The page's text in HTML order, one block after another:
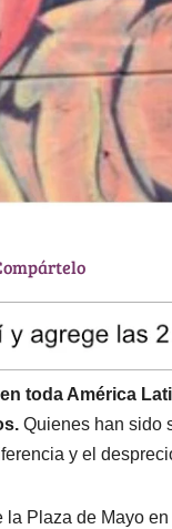
toda América
Quienes han sido
y el
Plaza de Mayo